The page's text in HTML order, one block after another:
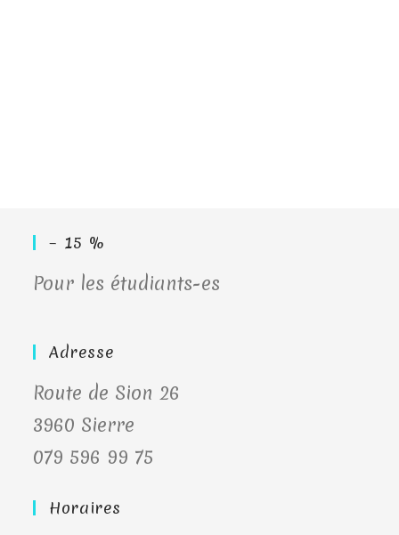
– 15 %
Pour les étudiants-es
Adresse
Route de Sion 26
3960 Sierre
079 596 99 75
Horaires